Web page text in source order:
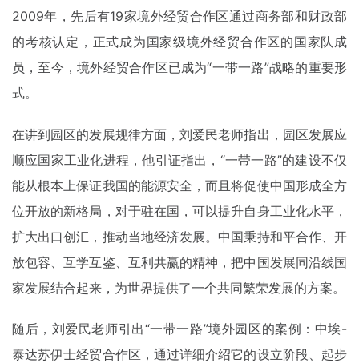
2009年，先后有19家境外经贸合作区通过商务部和财政部
的考核认定，正式成为国家级境外经贸合作区的国家队成
员，至今，境外经贸合作区已成为“一带一路”战略的重要形
式。
在讲到园区的发展规律方面，刘爱民老师指出，园区发展应
顺应国家工业化进程，他引证指出，“一带一路”的建设不仅
能从根本上保证我国的能源安全，而且将促使中国形成全方
位开放的新格局，对于驻在国，可以提升自身工业化水平，
扩大出口创汇，推动当地经济发展。中国秉持和平合作、开
放包容、互学互鉴、互利共赢的精神，把中国发展同沿线国
家发展结合起来，为世界提供了一个共同繁荣发展的方案。
随后，刘爱民老师引出“一带一路”境外园区的案例：中埃-
泰达苏伊士经贸合作区，通过详细介绍它的设立阶段、起步